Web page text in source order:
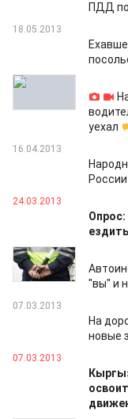
ПДД
18.05.2013
20.04.2013
уехал
16.04.2013
24.03.2013
07.03.2013
"вы" и
07.03.2013
На
новые
07.03.2013